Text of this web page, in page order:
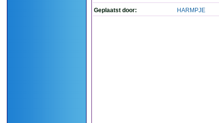
Geplaatst door: HARMPJE